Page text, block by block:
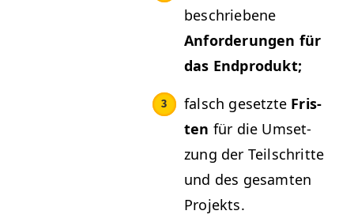
beschriebene
Anforderun­gen für
das Endprodukt;
falsch geset­zte Fris­
ten für die Umset­
zung der Teilschritte
und des gesamten
Projekts.